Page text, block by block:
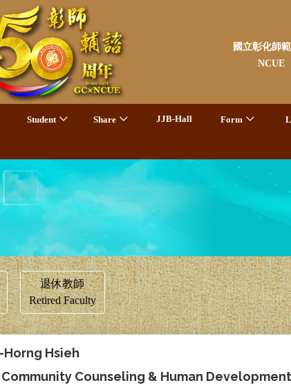
國立彰化師
NCUE
Student Share JJB-Hall Form
退休教師
Retired Faculty
Horng Hsieh
Community Counseling & Human